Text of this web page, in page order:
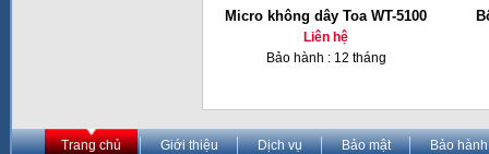
Micro không dây Toa WT-5100
Liên hệ
Bảo hành : 12 tháng
Trang chủ Giới thiệu Dịch vụ Bảo mật Bảo hành